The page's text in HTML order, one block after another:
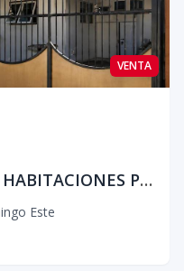
VENTA
ESPACIOSA CASA CON 5 HABITACIONES PROXIMO AUT SAN ISIDRO
Este